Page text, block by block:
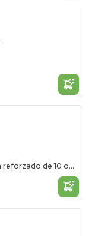
Bolsa de lona de algodón reforzado de 10 onzas